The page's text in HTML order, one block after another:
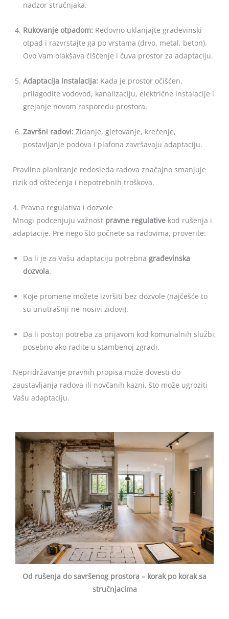
nadzor stručnjaka.
Rukovanje otpadom: Redovno uklanjajte građevinski
otpad i razvrstajte ga po vrstama (drvo, metal, beton).
Ovo Vam olakšava čišćenje i čuva prostor za adaptaciju.
Adaptacija instalacija: Kada je prostor očišćen,
prilagodite vodovod, kanalizaciju, električne instalacije i
grejanje novom rasporedu prostora.
Završni radovi: Zidanje, gletovanje, krečenje,
postavljanje podova i plafona završavaju adaptaciju.
Pravilno planiranje redosleda radova značajno smanjuje
rizik od oštećenja i nepotrebnih troškova.
4. Pravna regulativa i dozvole
Mnogi podcenjuju važnost pravne regulative kod rušenja i
adaptacije. Pre nego što počnete sa radovima, proverite:
Da li je za Vašu adaptaciju potrebna građevinska
dozvola.
Koje promene možete izvršiti bez dozvole (najčešće to
su unutrašnji ne-nosivi zidovi).
Da li postoji potreba za prijavom kod komunalnih službi,
posebno ako radite u stambenoj zgradi.
Nepridržavanje pravnih propisa može dovesti do
zaustavljanja radova ili novčanih kazni, što može ugroziti
Vašu adaptaciju.
Od rušenja do savršenog prostora – korak po korak sa
stručnjacima